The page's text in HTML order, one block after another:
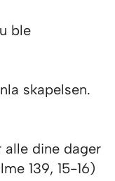
ble
skapelsen.
alle dine dager
139, 15-16)